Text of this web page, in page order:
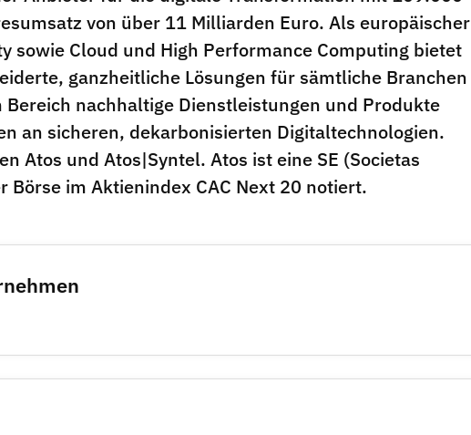
von über 11 Milliarden Euro. Als europäischer
sowie Cloud und High Performance Computing bietet
ganzheitliche Lösungen für sämtliche Branchen
nachhaltige Dienstleistungen und Produkte
an sicheren, dekarbonisierten Digitaltechnologien.
Atos und Atos|Syntel. Atos ist eine SE (Societas
Börse im Aktienindex CAC Next 20 notiert.